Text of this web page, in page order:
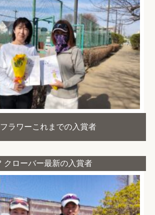
フラワーこれまでの入賞者
クローバー最新の入賞者